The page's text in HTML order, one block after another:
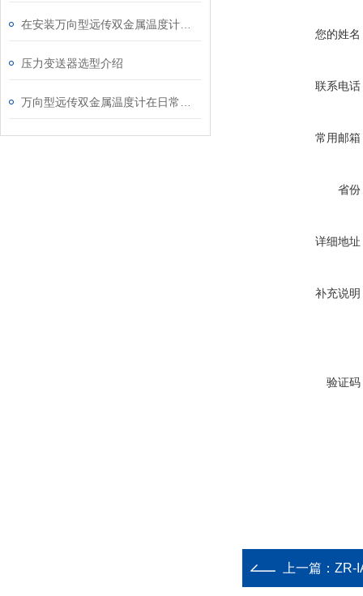
压力变送器选型介绍
您的姓名
联系电话
常用邮箱
省份
详细地址
补充说明
验证码
上一篇： ZR-